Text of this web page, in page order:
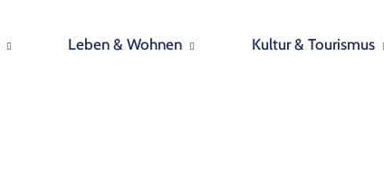
Leben & Wohnen Kultur & Tourismus